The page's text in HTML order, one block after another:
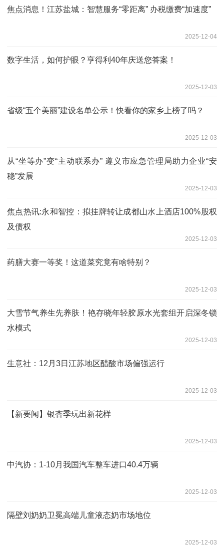
焦点消息！江苏盐城：智慧服务“零距离” 办税缴费“加速度”
2025-12-04
数字生活，如何护眼？亨得利40年庆送您答案！
2025-12-03
省级“五个美丽”建设名单公示！快看你的家乡上榜了吗？
2025-12-03
从“坐等办”变“主动联系办” 遵义市应急管理局助力企业“安
稳”发展
2025-12-03
焦点热讯:永和智控：拟挂牌转让成都山水上酒店100%股权
及债权
2025-12-03
药膳大赛一等奖！这道菜究竟有啥特别？
2025-12-03
大雪节气养生先养肤！艳存晓年轻胶原水光套组开启深冬锁
水模式
2025-12-03
生意社：12月3日江苏地区醋酸市场偏强运行
2025-12-03
【新要闻】银杏季玩出新花样
2025-12-03
中汽协：1-10月我国汽车整车进口40.4万辆
2025-12-03
隔壁刘奶奶卫冕高端儿童液态奶市场地位
2025-12-03